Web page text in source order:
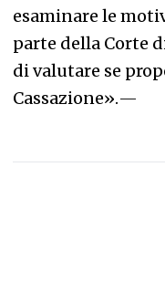
esaminare le
parte della Corte
di valutare se
Cassazione».—